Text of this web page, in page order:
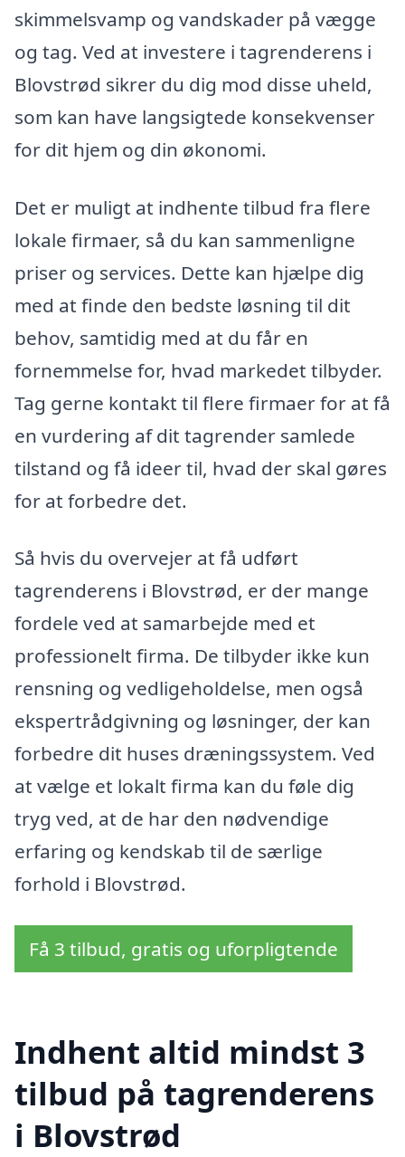
skimmelsvamp og vandskader på vægge
og tag. Ved at investere i tagrenderens i
Blovstrød sikrer du dig mod disse uheld,
som kan have langsigtede konsekvenser
for dit hjem og din økonomi.
Det er muligt at indhente tilbud fra flere
lokale firmaer, så du kan sammenligne
priser og services. Dette kan hjælpe dig
med at finde den bedste løsning til dit
behov, samtidig med at du får en
fornemmelse for, hvad markedet tilbyder.
Tag gerne kontakt til flere firmaer for at få
en vurdering af dit tagrender samlede
tilstand og få ideer til, hvad der skal gøres
for at forbedre det.
Så hvis du overvejer at få udført
tagrenderens i Blovstrød, er der mange
fordele ved at samarbejde med et
professionelt firma. De tilbyder ikke kun
rensning og vedligeholdelse, men også
ekspertrådgivning og løsninger, der kan
forbedre dit huses dræningssystem. Ved
at vælge et lokalt firma kan du føle dig
tryg ved, at de har den nødvendige
erfaring og kendskab til de særlige
forhold i Blovstrød.
Få 3 tilbud, gratis og uforpligtende
Indhent altid mindst 3
tilbud på tagrenderens
i Blovstrød